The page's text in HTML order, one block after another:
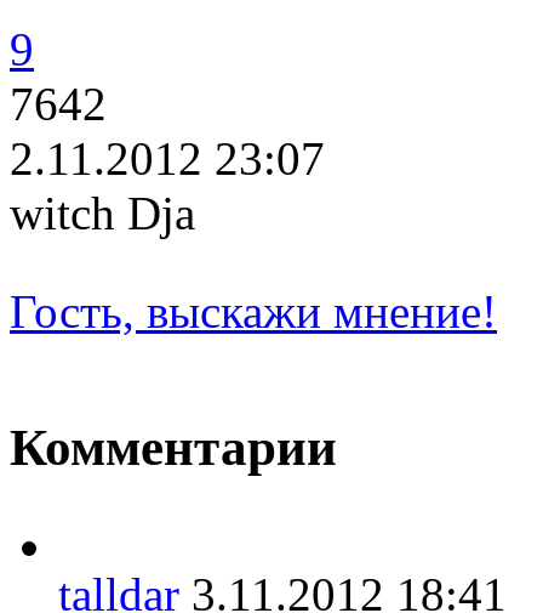
9
7642
2.11.2012 23:07
witch Dja
Гость, выскажи мнение!
Комментарии
talldar 3.11.2012